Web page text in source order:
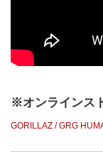
※オンラインス
GORILLAZ / GRG